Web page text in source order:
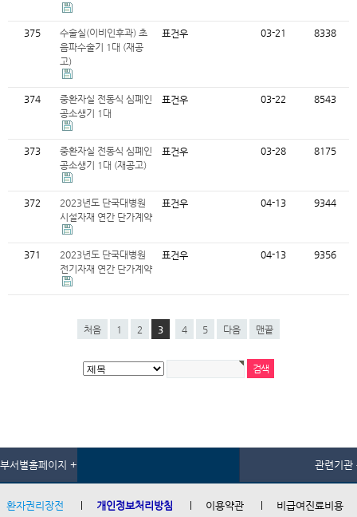
375
수술실(이비인후과) 초
음파수술기 1대 (재공
고)
표건우 03-21 8338
374
중환자실 전동식 심폐인
공소생기 1대
표건우 03-22 8543
373
중환자실 전동식 심폐인
공소생기 1대 (재공고)
표건우 03-28 8175
372
2023년도 단국대병원
시설자재 연간 단가계약
표건우 04-13 9344
371
2023년도 단국대병원
전기자재 연간 단가계약
표건우 04-13 9356
처음 1 2 3 4 5 다음 맨끝
부서별홈페이지 + 관련기관
환자권리장전 개인정보처리방침 이용약관 비급여진료비용